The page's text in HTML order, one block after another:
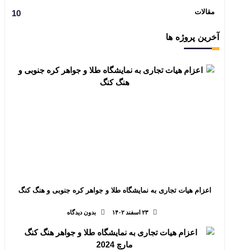
مقالات 10
آخرین پروژه ها
اعزام هیات تجاری به نمایشگاه طلا و جواهر کره جنوبی و هنگ کنگ
۲۳ اسفند ۱۴۰۲ بدون دیدگاه